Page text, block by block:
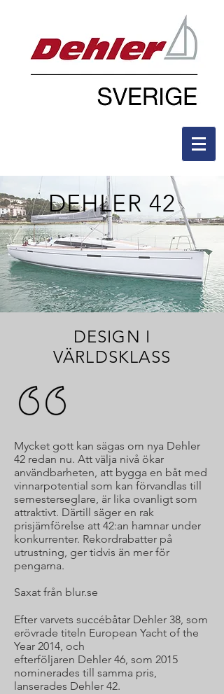
DEHLER 42
DESIGN I
VÄRLDSKLASS
Mycket gott kan sägas om nya Dehler
42 redan nu. Att välja nivå ökar
användbarheten, att bygga en båt med
vinnarpotential som kan förvandlas till
semesterseglare, är lika ovanligt som
attraktivt. Därtill säger en rak
prisjämförelse att 42:an hamnar under
konkurrenter. Rekordrabatter på
utrustning, ger tidvis än mer för
pengarna.
Saxat från blur.se
Efter varvets succébåtar Dehler 38, som
erövrade titeln European Yacht of the
Year 2014, och
efterföljaren Dehler 46, som 2015
nominerades till samma pris,
lanserades Dehler 42.